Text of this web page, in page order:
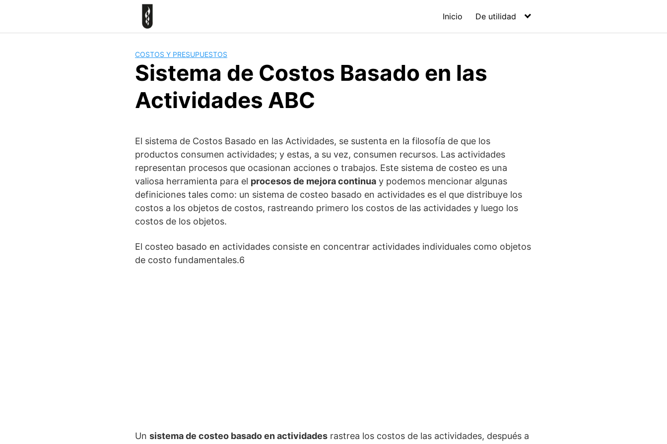
Inicio De utilidad
COSTOS Y PRESUPUESTOS
Sistema de Costos Basado en las
Actividades ABC
El sistema de Costos Basado en las Actividades, se sustenta en la filosofía de que los
productos consumen actividades; y estas, a su vez, consumen recursos. Las actividades
representan procesos que ocasionan acciones o trabajos. Este sistema de costeo es una
valiosa herramienta para el procesos de mejora continua y podemos mencionar algunas
definiciones tales como: un sistema de costeo basado en actividades es el que distribuye los
costos a los objetos de costos, rastreando primero los costos de las actividades y luego los
costos de los objetos.
El costeo basado en actividades consiste en concentrar actividades individuales como objetos
de costo fundamentales.6
Un sistema de costeo basado en actividades rastrea los costos de las actividades, después a